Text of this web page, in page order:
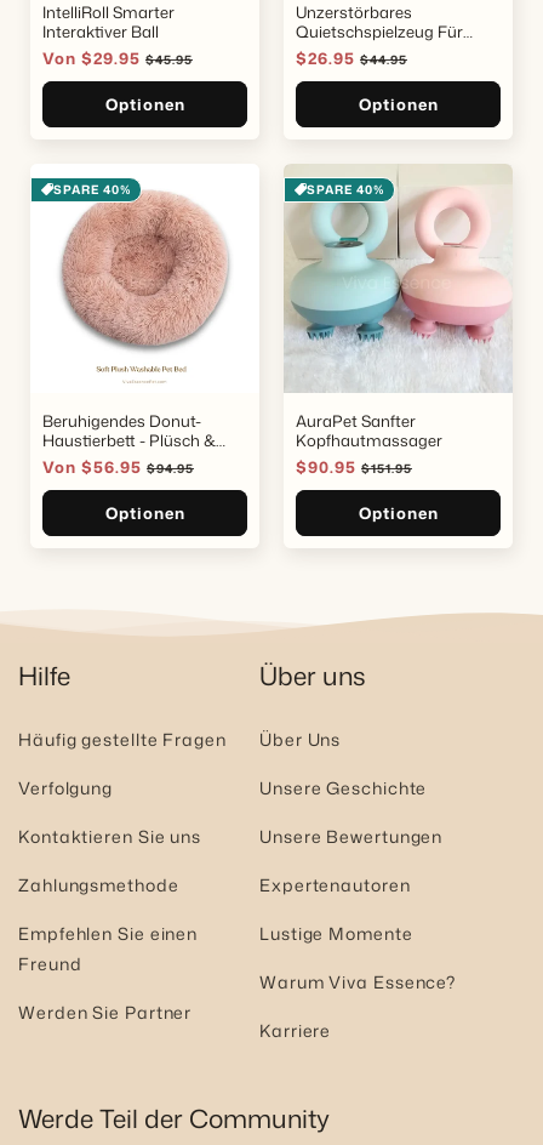
IntelliRoll Smarter
Interaktiver Ball
Verkaufspreis
Von $29.95 Normaler
Preis
$45.95
Optionen
Unzerstörbares
Quietschspielzeug Für
Hunde
Verkaufspreis
$26.95 Normaler
Preis
$44.95
Optionen
SPARE 40%
Beruhigendes Donut-
Haustierbett - Plüsch &
Waschbar
Verkaufspreis
Von $56.95 Normaler
Preis
$94.95
Optionen
SPARE 40%
AuraPet Sanfter
Kopfhautmassager
Verkaufspreis
$90.95 Normaler
Preis
$151.95
Optionen
Hilfe
Häufig gestellte Fragen
Verfolgung
Kontaktieren Sie uns
Zahlungsmethode
Empfehlen Sie einen
Freund
Werden Sie Partner
Über uns
Über Uns
Unsere Geschichte
Unsere Bewertungen
Expertenautoren
Lustige Momente
Warum Viva Essence?
Karriere
Werde Teil der Community